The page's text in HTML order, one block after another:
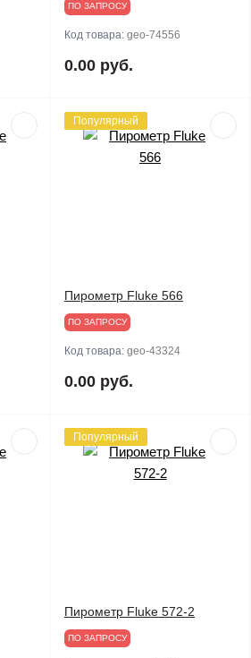
ПО ЗАПРОСУ
Код товара: geo-74556
0.00 руб.
Популярный
Пирометр Fluke 566
ПО ЗАПРОСУ
Код товара: geo-43324
0.00 руб.
Популярный
Пирометр Fluke 572-2
ПО ЗАПРОСУ